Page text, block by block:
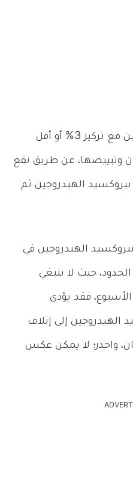
استخدم بيروكسيد الهيدروجين مع تركيز 3% أو أقل
وتبييضها، عن طريق نقع
الهيدروجين ثم
الهيدروجين في
حيث لا ينبغي
فقد يؤدي
الهيدروجين إلى إتلاف
واحذر؛ لا يمكن عكس